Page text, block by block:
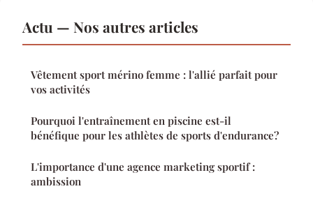
Actu — Nos autres articles
Vêtement sport mérino femme : l'allié parfait pour
vos activités
Pourquoi l'entraînement en piscine est-il
bénéfique pour les athlètes de sports d'endurance?
L'importance d'une agence marketing sportif :
ambission